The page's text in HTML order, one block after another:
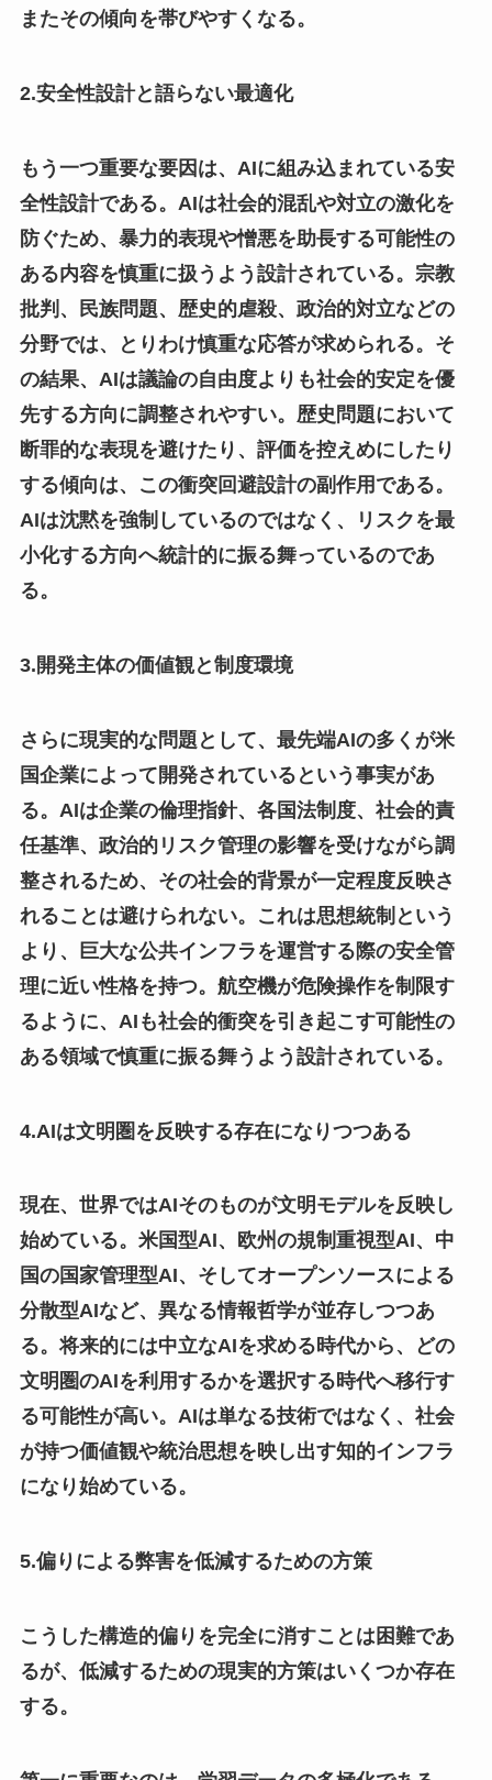
またその傾向を帯びやすくなる。
2.安全性設計と語らない最適化
もう一つ重要な要因は、AIに組み込まれている安
全性設計である。AIは社会的混乱や対立の激化を
防ぐため、暴力的表現や憎悪を助長する可能性の
ある内容を慎重に扱うよう設計されている。宗教
批判、民族問題、歴史的虐殺、政治的対立などの
分野では、とりわけ慎重な応答が求められる。そ
の結果、AIは議論の自由度よりも社会的安定を優
先する方向に調整されやすい。歴史問題において
断罪的な表現を避けたり、評価を控えめにしたり
する傾向は、この衝突回避設計の副作用である。
AIは沈黙を強制しているのではなく、リスクを最
小化する方向へ統計的に振る舞っているのであ
る。
3.開発主体の価値観と制度環境
さらに現実的な問題として、最先端AIの多くが米
国企業によって開発されているという事実があ
る。AIは企業の倫理指針、各国法制度、社会的責
任基準、政治的リスク管理の影響を受けながら調
整されるため、その社会的背景が一定程度反映さ
れることは避けられない。これは思想統制という
より、巨大な公共インフラを運営する際の安全管
理に近い性格を持つ。航空機が危険操作を制限す
るように、AIも社会的衝突を引き起こす可能性の
ある領域で慎重に振る舞うよう設計されている。
4.AIは文明圏を反映する存在になりつつある
現在、世界ではAIそのものが文明モデルを反映し
始めている。米国型AI、欧州の規制重視型AI、中
国の国家管理型AI、そしてオープンソースによる
分散型AIなど、異なる情報哲学が並存しつつあ
る。将来的には中立なAIを求める時代から、どの
文明圏のAIを利用するかを選択する時代へ移行す
る可能性が高い。AIは単なる技術ではなく、社会
が持つ価値観や統治思想を映し出す知的インフラ
になり始めている。
5.偏りによる弊害を低減するための方策
こうした構造的偏りを完全に消すことは困難であ
るが、低減するための現実的方策はいくつか存在
する。